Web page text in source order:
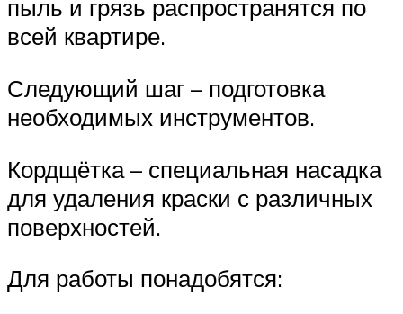
пыль и грязь распространятся по
всей квартире.
Следующий шаг – подготовка
необходимых инструментов.
Кордщётка – специальная насадка
для удаления краски с различных
поверхностей.
Для работы понадобятся: